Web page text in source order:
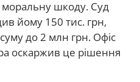
шкоду. Суд
йому 150 тис. грн,
до 2 млн грн. Офіс
оскаржив це рішення